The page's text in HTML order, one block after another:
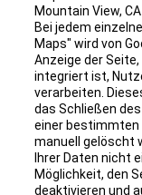
Mountain View,
Bei jedem
Maps" wird von
Anzeige der
integriert ist,
verarbeiten.
das Schließen
einer bestimmten
manuell gelöscht
Ihrer Daten nicht
Möglichkeit, den
deaktivieren und